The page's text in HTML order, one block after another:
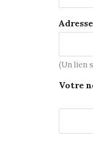
(Un lien
Votre